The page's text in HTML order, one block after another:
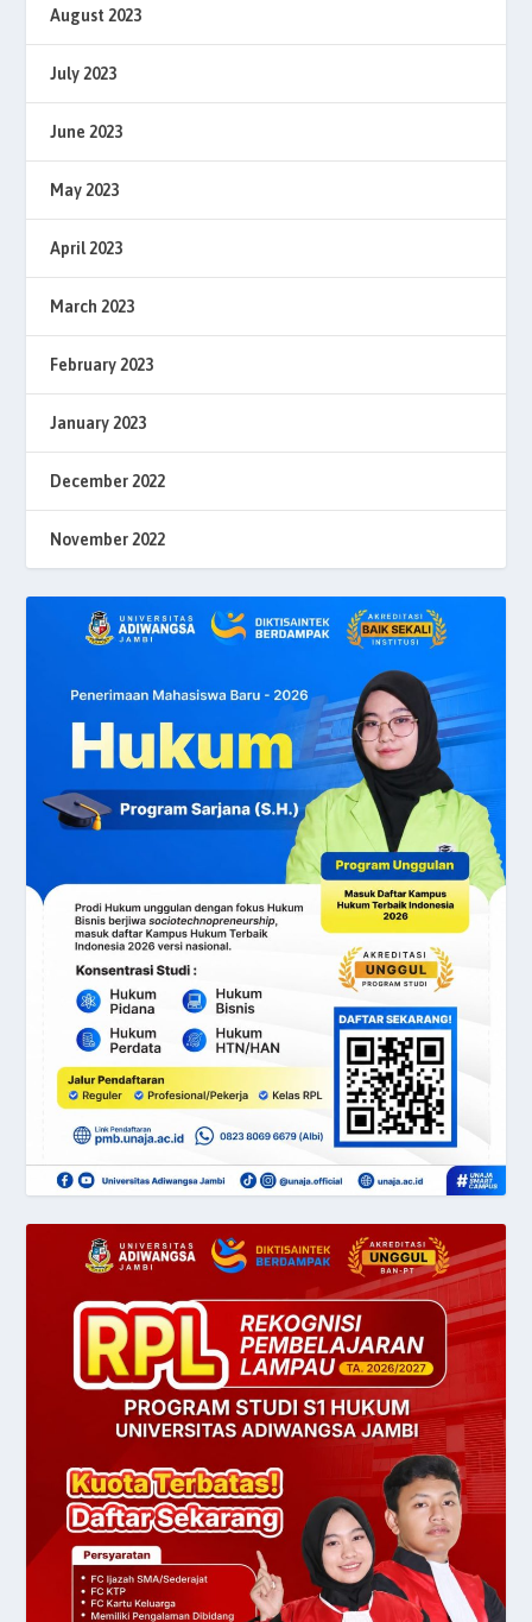
August 2023
July 2023
June 2023
May 2023
April 2023
March 2023
February 2023
January 2023
December 2022
November 2022